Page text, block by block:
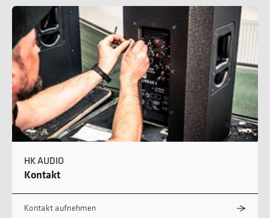
HK AUDIO
Kontakt
Kontakt aufnehmen